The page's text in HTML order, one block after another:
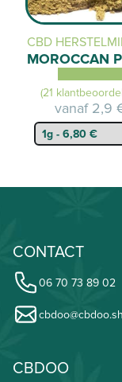
CBD
MOROCCAN
(21
vanaf 2,9
CONTACT
06 70 73 89 02
CBDOO